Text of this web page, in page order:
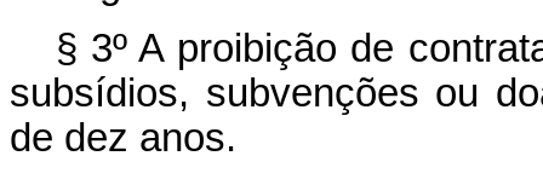
§ 3º A proibição de
subsídios, subvenções ou
de dez anos.